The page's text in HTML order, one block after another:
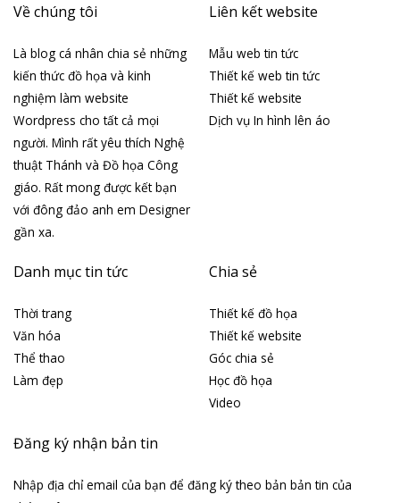
Về chúng tôi
Là blog cá nhân chia sẻ những
kiến thức đồ họa và kinh
nghiệm làm website
Wordpress cho tất cả mọi
người. Mình rất yêu thích Nghệ
thuật Thánh và Đồ họa Công
giáo. Rất mong được kết bạn
với đông đảo anh em Designer
gần xa.
Liên kết website
Mẫu web tin tức
Thiết kế web tin tức
Thiết kế website
Dịch vụ In hình lên áo
Danh mục tin tức
Thời trang
Văn hóa
Thể thao
Làm đẹp
Chia sẻ
Thiết kế đồ họa
Thiết kế website
Góc chia sẻ
Học đồ họa
Video
Đăng ký nhận bản tin
Nhập địa chỉ email của bạn để đăng ký theo bản bản tin của